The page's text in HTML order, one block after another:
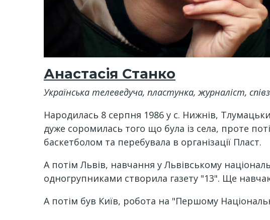
Анастасія Станко
Українська телеведуча, пластунка, журналіст,
Народилась 8 серпня 1986 у с. Нижнів,
дуже соромилась того що була із села, проте
баскетболом та перебувала в організації Пласт.
А потім Львів, навчання у Львівському
одногрупниками створила газету "13". Ще
А потім був Київ, робота на "Першому